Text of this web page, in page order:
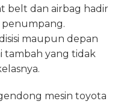
belt dan airbag hadir
penumpang.
maupun depan
tambah yang tidak
mesin toyota